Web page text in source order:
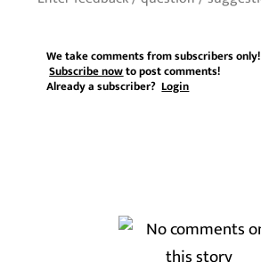
We take comments from subscribers only!
Subscribe nowto post comments!
Already a subscriber?Login